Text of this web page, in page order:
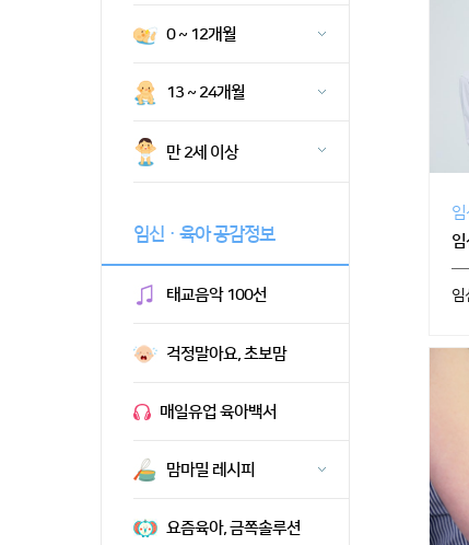
0 ~ 12개월
13 ~ 24개월
만 2세 이상
임신ㆍ육아 공감정보
태교음악 100선
걱정말아요, 초보맘
매일유업 육아백서
맘마밀 레시피
요즘육아, 금쪽솔루션
임
임
임